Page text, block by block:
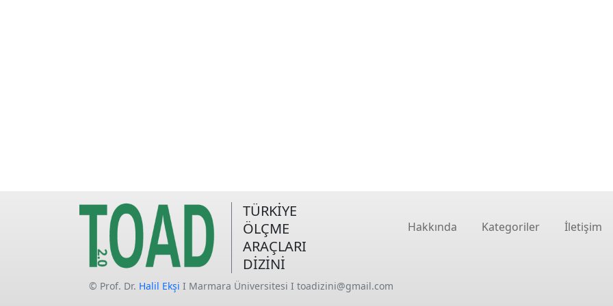
TÜRKİYE
ÖLÇME
ARAÇLARI
DİZİNİ
Hakkında Kategoriler İletişim
© Prof. Dr. Halil Ekşi I Marmara Üniversitesi I toadizini@gmail.com